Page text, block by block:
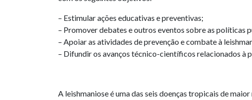
– Estimular ações educativas e preventivas;
– Promover debates e outros eventos sobre as políticas
– Apoiar as atividades de prevenção e combate à
– Difundir os avanços técnico-científicos relacionados à
A leishmaniose é uma das seis doenças tropicais de